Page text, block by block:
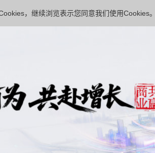
，继续浏览表示您同意我们使用Cookies。